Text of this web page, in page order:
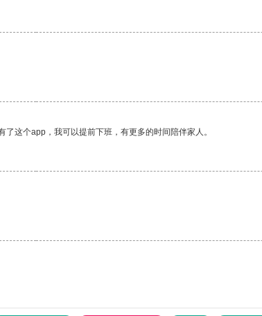
这个app，我可以提前下班，有更多的时间陪伴家人。